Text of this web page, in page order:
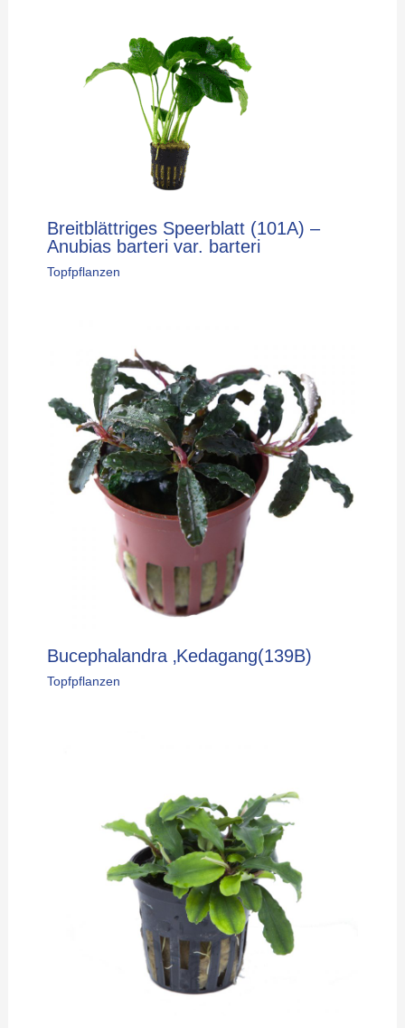
Breitblättriges Speerblatt (101A) –
Anubias barteri var. barteri
Topfpflanzen
Bucephalandra ‚Kedagang(139B)
Topfpflanzen